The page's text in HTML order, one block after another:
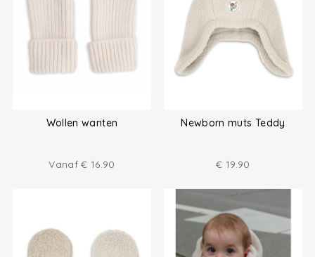
Wollen wanten
Vanaf€ 16.90
Newborn muts Teddy
€ 19.90